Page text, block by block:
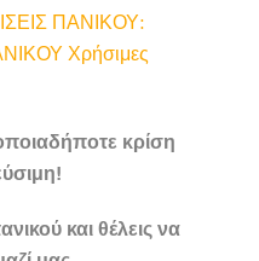
ΠΑΝΙΚΟΥ:
Χρήσιμες
κρίση
και θέλεις να